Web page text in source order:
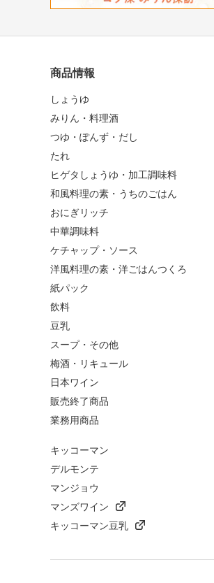
商品情報
しょうゆ
みりん・料理酒
つゆ・ぽんず・だし
たれ
ヒゲタしょうゆ・加工調味料
和風料理の素・うちのごはん
おにぎリッチ
中華調味料
ケチャップ・ソース
洋風料理の素・洋ごはんつくろ
紙パック
飲料
豆乳
スープ・その他
梅酒・リキュール
日本ワイン
販売終了商品
業務用商品
キッコーマン
デルモンテ
マンジョウ
マンズワイン
キッコーマン豆乳